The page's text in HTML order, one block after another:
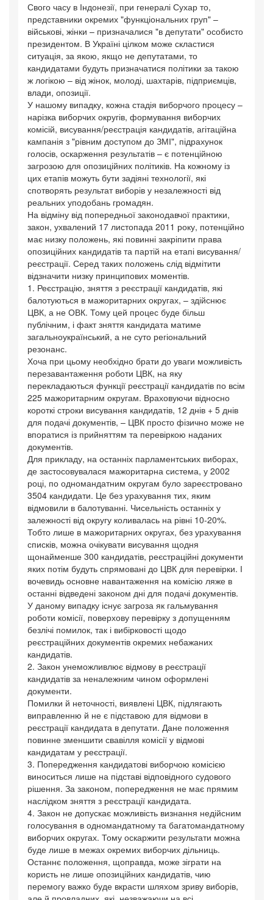
Свого часу в Індонезії, при генералі Сухар то,
представники окремих "функціональних груп" –
військові, жінки – призначалися "в депутати" особисто
президентом. В Україні цілком може скластися
ситуація, за якою, якщо не депутатами, то
кандидатами будуть призначатися політики за такою
ж логікою – від жінок, молоді, шахтарів, підприємців,
влади, опозиції.
У нашому випадку, кожна стадія виборчого процесу –
нарізка виборчих округів, формування виборчих
комісій, висування/реєстрація кандидатів, агітаційна
кампанія з "рівним доступом до ЗМІ", підрахунок
голосів, оскарження результатів – є потенційною
загрозою для опозиційних політиків. На кожному із
цих етапів можуть бути задіяні технології, які
спотворять результат виборів у незалежності від
реальних уподобань громадян.
На відміну від попередньої законодавчої практики,
закон, ухвалений 17 листопада 2011 року, потенційно
має низку положень, які повинні закріпити права
опозиційних кандидатів та партій на етапі висування/
реєстрації. Серед таких положень слід відмітити
відзначити низку принципових моментів.
1. Реєстрацію, зняття з реєстрації кандидатів, які
балотуються в мажоритарних округах, – здійснює
ЦВК, а не ОВК. Тому цей процес буде більш
публічним, і факт зняття кандидата матиме
загальноукраїнський, а не суто регіональний
резонанс.
Хоча при цьому необхідно брати до уваги можливість
перезавантаження роботи ЦВК, на яку
перекладаються функції реєстрації кандидатів по всім
225 мажоритарним округам. Враховуючи відносно
короткі строки висування кандидатів, 12 днів + 5 днів
для подачі документів, – ЦВК просто фізично може не
впоратися із прийняттям та перевіркою наданих
документів.
Для прикладу, на останніх парламентських виборах,
де застосовувалася мажоритарна система, у 2002
році, по одномандатним округам було зареєстровано
3504 кандидати. Це без урахування тих, яким
відмовили в балотуванні. Чисельність останніх у
залежності від округу коливалась на рівні 10-20%.
Тобто лише в мажоритарних округах, без урахування
списків, можна очікувати висування щодня
щонайменше 300 кандидатів, реєстраційні документи
яких потім будуть спрямовані до ЦВК для перевірки. І
вочевидь основне навантаження на комісію ляже в
останні відведені законом дні для подачі документів.
У даному випадку існує загроза як гальмування
роботи комісії, поверхову перевірку з допущенням
безлічі помилок, так і вибірковості щодо
реєстраційних документів окремих небажаних
кандидатів.
2. Закон унеможливлює відмову в реєстрації
кандидатів за неналежним чином оформлені
документи.
Помилки й неточності, виявлені ЦВК, підлягають
виправленню й не є підставою для відмови в
реєстрації кандидата в депутати. Дане положення
повинне зменшити свавілля комісії у відмові
кандидатам у реєстрації.
3. Попередження кандидатові виборчою комісією
виноситься лише на підставі відповідного судового
рішення. За законом, попередження не має прямим
наслідком зняття з реєстрації кандидата.
4. Закон не допускає можливість визнання недійсним
голосування в одномандатному та багатомандатному
виборчих округах. Тому оскаржити результати можна
буде лише в межах окремих виборчих дільниць.
Останнє положення, щоправда, може зіграти на
користь не лише опозиційних кандидатів, чию
перемогу важко буде вкрасти шляхом зриву виборів,